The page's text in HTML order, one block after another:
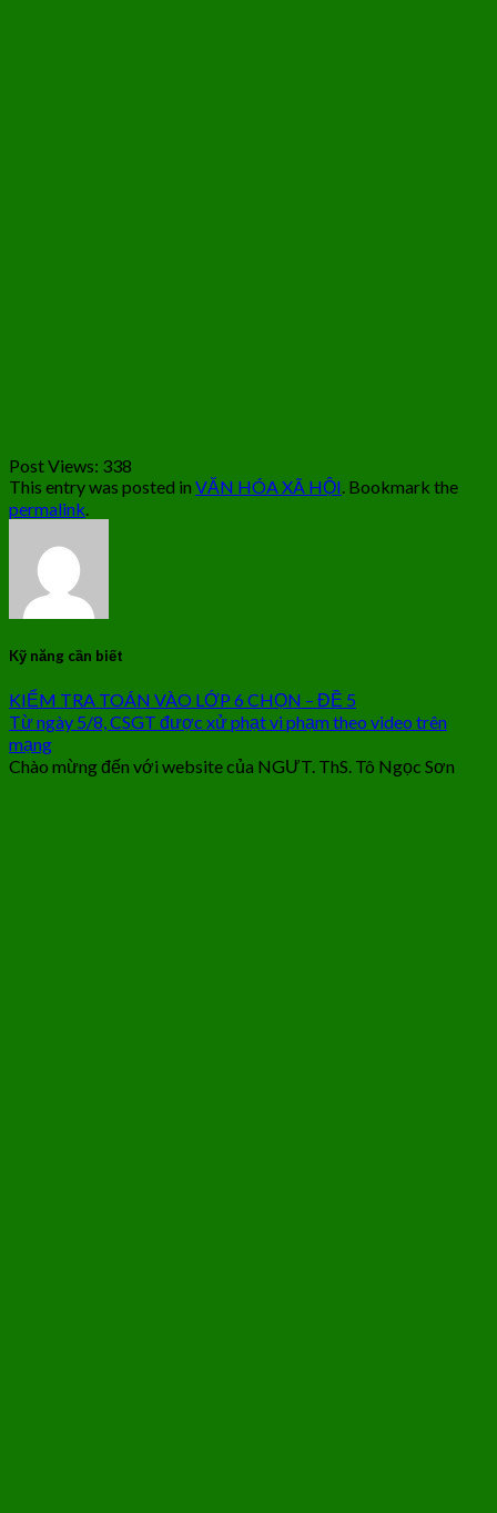
Post Views: 338
This entry was posted in VĂN HÓA XÃ HỘI. Bookmark the
permalink.
Kỹ năng cần biết
KIỂM TRA TOÁN VÀO LỚP 6 CHỌN – ĐỀ 5
Từ ngày 5/8, CSGT được xử phạt vi phạm theo video trên
mạng
Chào mừng đến với website của NGƯT. ThS. Tô Ngọc Sơn